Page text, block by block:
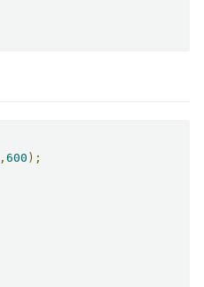
, 600 );